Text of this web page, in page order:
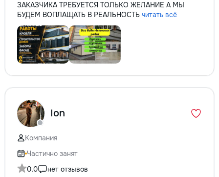
ЗАКАЗЧИКА ТРЕБУЕТСЯ ТОЛЬКО ЖЕЛАНИЕ А МЫ
БУДЕМ ВОПЛАЩАТЬ В РЕАЛЬНОСТЬ читать всё
Ion
Компания
Частично занят
0,0
нет отзывов